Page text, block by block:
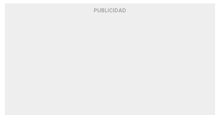
PUBLICIDAD